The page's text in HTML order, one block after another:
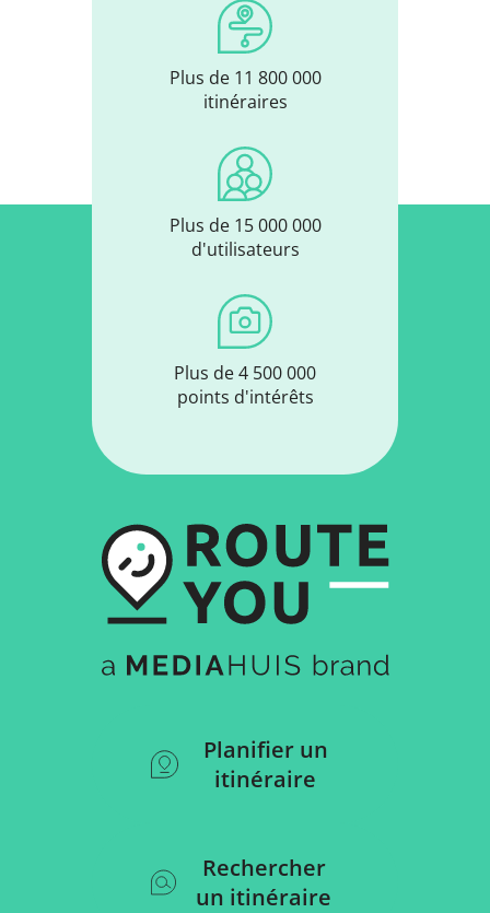
Plus de 11 800 000
itinéraires
Plus de 15 000 000
d'utilisateurs
Plus de 4 500 000
points d'intérêts
Planifier un
itinéraire
Rechercher
un itinéraire